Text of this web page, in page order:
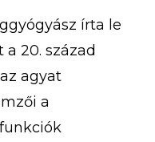
írta le
20. század
agyat
a